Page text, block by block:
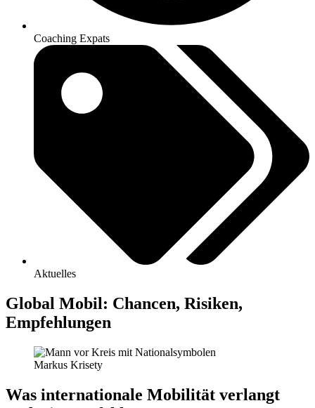
Coaching Expats
Aktuelles
Global Mobil: Chancen, Risiken,
Empfehlungen
Markus Krisety
Was internationale Mobilität verlangt